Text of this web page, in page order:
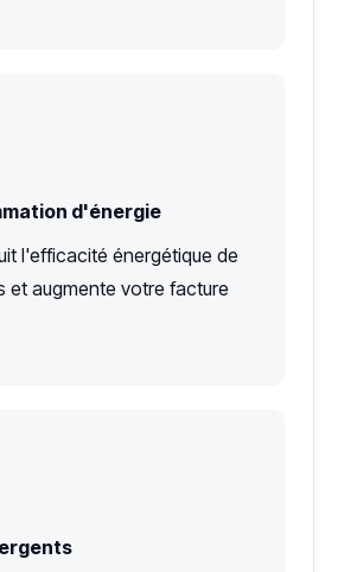
d'énergie
l'efficacité énergétique de
et augmente votre facture